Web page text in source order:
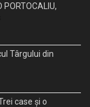
Târgului din
case și o